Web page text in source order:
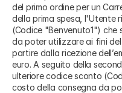
del primo ordine per un
della prima spesa, l'Utente
(Codice "Benvenuto1")
da poter utilizzare ai fini
partire dalla ricezione
euro. A seguito della
ulteriore codice sconto
costo della consegna da